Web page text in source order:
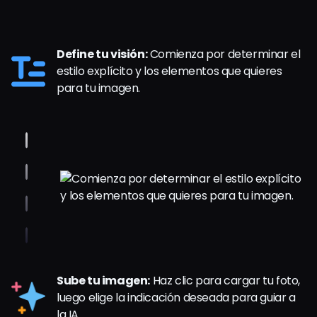
Define tu visión:Comienza por determinar el
estilo explícito y los elementos que quieres
para tu imagen.
Sube tu imagen: Haz clic para cargar tu foto,
luego elige la indicación deseada para guiar a